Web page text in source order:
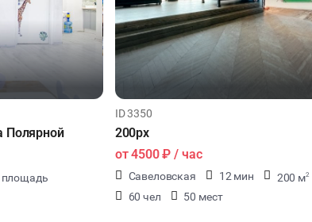
Полярной
площадь
ID 3350
200px
от4500 ₽ / час
Савеловская 12 мин 200 м2
60 чел
50 мест